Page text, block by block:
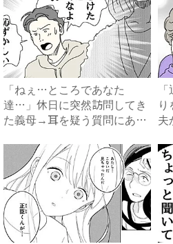
「ねぇ…ところであなた
達…」休日に突然訪問してき
た義母→耳を疑う質問にあ
夫